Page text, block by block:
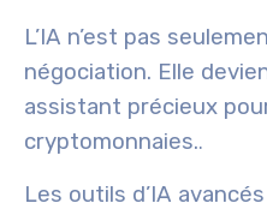
L’IA n’est pas
négociation. Elle
assistant précieux
cryptomonnaies..
Les outils d’IA